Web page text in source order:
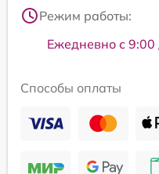
Режим работы:
Ежедневно с 9:00
Способы оплаты